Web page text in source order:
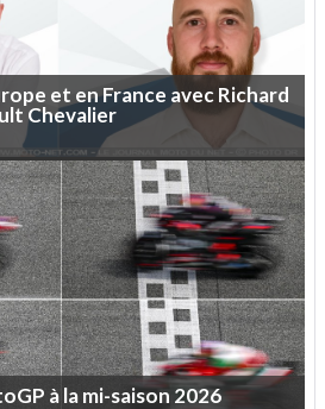
et enFrance avecRichard
Chevalier
àlami-saison 2026